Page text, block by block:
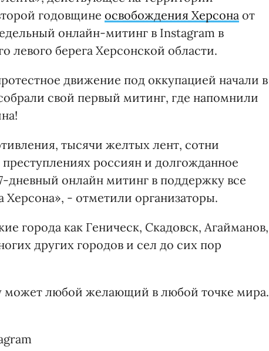
годовщине освобождения Херсона от
онлайн-митинг в Instagram в
левого берега Херсонской области.
движение под оккупацией начали в
свой первый митинг, где напомнили
тысячи желтых лент, сотни
россиян и долгожданное
дневный онлайн митинг в поддержку все
Херсона», - отметили организаторы.
города как Геническ, Скадовск, Агайманов,
других городов и сел до сих пор
может любой желающий в любой точке мира.